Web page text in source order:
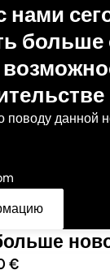
нами
больше
поводу данной
€